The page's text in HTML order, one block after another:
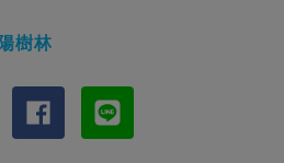
樹林